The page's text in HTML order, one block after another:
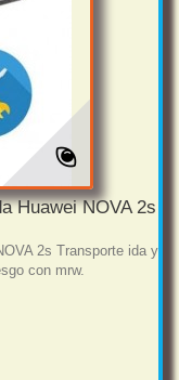
Huawei NOVA 2s
2s Transporte ida y
con mrw.